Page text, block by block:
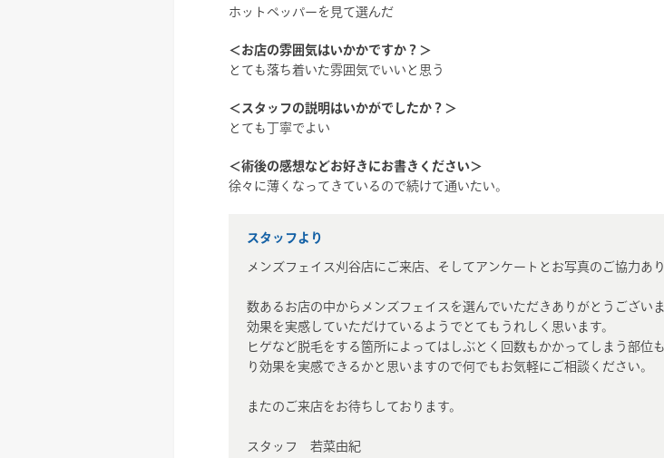
ホットペッパーを見て選んだ
＜お店の雰囲気はいかかですか？＞
とても落ち着いた雰囲気でいいと思う
＜スタッフの説明はいかがでしたか？＞
とても丁寧でよい
＜術後の感想などお好きにお書きください＞
徐々に薄くなってきているので続けて通いたい。
スタッフより
メンズフェイス刈谷店にご来店、そしてアンケートとお写真のご協力あ
数あるお店の中からメンズフェイスを選んでいただきありがとうございま
効果を実感していただけているようでとてもうれしく思います。
ヒゲなど脱毛をする箇所によってはしぶとく回数もかかってしまう部位
り効果を実感できるかと思いますので何でもお気軽にご相談ください。
またのご来店をお待ちしております。
スタッフ 若菜由紀